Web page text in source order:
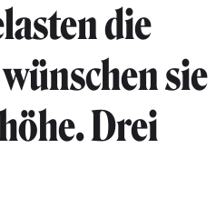
die
sie
Drei